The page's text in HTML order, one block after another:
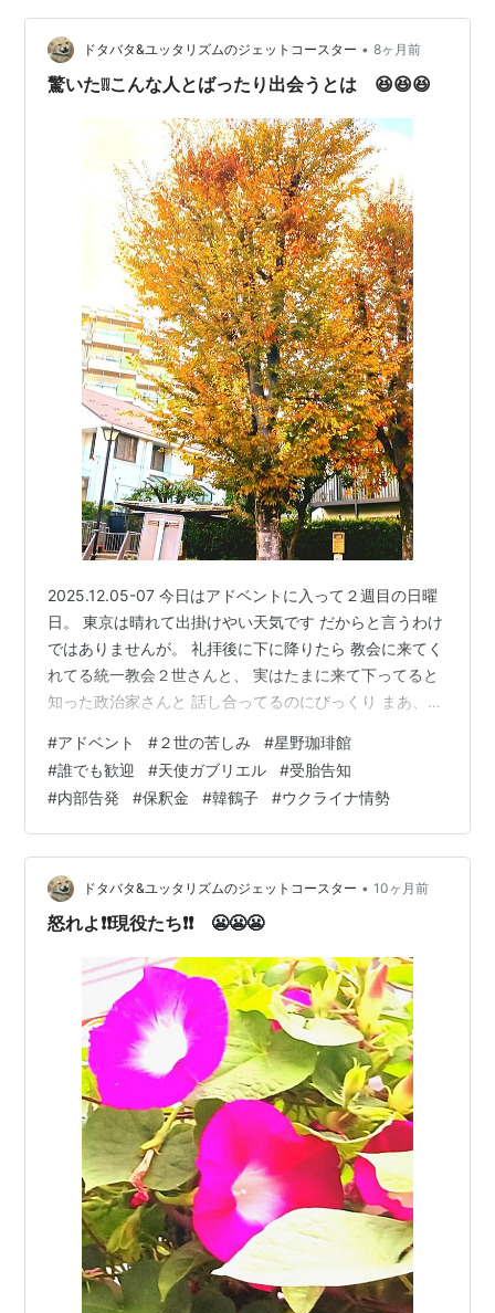
いる。今日の会見で株価や円安について聞かれた高市首
相、「市場が決めることですから」とひと言。いや、円
安＝物価高は自然現象ではなく政策で動くも…
ドタバタ&ユッタリズムのジェットコースター • 8ヶ月前
驚いた❕❕こんな人とばったり出会うとは 😆😆😆
2025.12.05-07 今日はアドベントに入って２週目の日曜
日。 東京は晴れて出掛けやい天気です だからと言うわけ
ではありませんが。 礼拝後に下に降りたら 教会に来てく
れてる統一教会２世さんと、 実はたまに来て下ってると
知った政治家さんと 話し合ってるのにびっくり まあ、教
いです 現役ヤクザと現役警官も 私服で来ればOK 共に礼
拝し悔い改め、今の法を守る人に変わるので 午後からは
星野珈琲館で食事 ふたりでおごってもらいました マリヤ
への受胎告知のシーンです ルカの福音書 1:26-38 JCB
[26] その翌月、神は天使ガブリエルを、…
#アドベント #２世の苦しみ #星野珈琲館
#誰でも歓迎 #天使ガブリエル #受胎告知
#内部告発 #保釈金 #韓鶴子 #ウクライナ情勢
ドタバタ&ユッタリズムのジェットコースター • 10ヶ月前
怒れよ❗❗現役たち❗❗ 😬😬😬